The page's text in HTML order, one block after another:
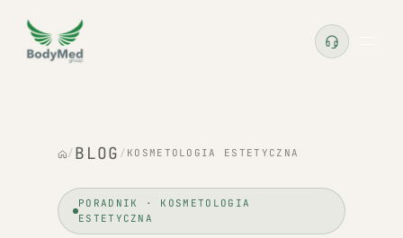
/ BLOG / KOSMETOLOGIA ESTETYCZNA
PORADNIK · KOSMETOLOGIA
ESTETYCZNA